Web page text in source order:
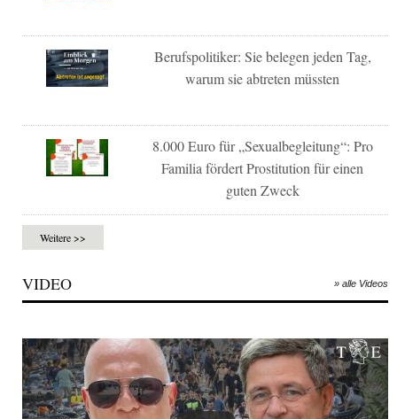
Berufspolitiker: Sie belegen jeden Tag,
warum sie abtreten müssten
8.000 Euro für „Sexualbegleitung“: Pro
Familia fördert Prostitution für einen
guten Zweck
Weitere >>
VIDEO » alle Videos